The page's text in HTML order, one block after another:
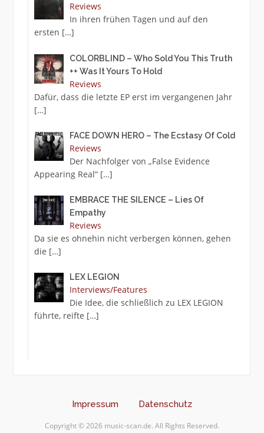
Reviews
In ihren frühen Tagen und auf den
ersten […]
COLORBLIND – Who Sold You This Truth
++ Was It Yours To Hold
Reviews
Dafür, dass die letzte EP erst im vergangenen Jahr
[…]
FACE DOWN HERO – The Ecstasy Of Cold
Reviews
Der Nachfolger von „False Evidence
Appearing Real“ […]
EMBRACE THE SILENCE – Lies Of
Empathy
Reviews
Da sie es ohnehin nicht verbergen können, gehen
die […]
LEX LEGION
Interviews/Features
Die Idee, die schließlich zu LEX LEGION
führte, reifte […]
Impressum Datenschutz
Copyright © 2026 music-scan.de. All Rights Reserved.